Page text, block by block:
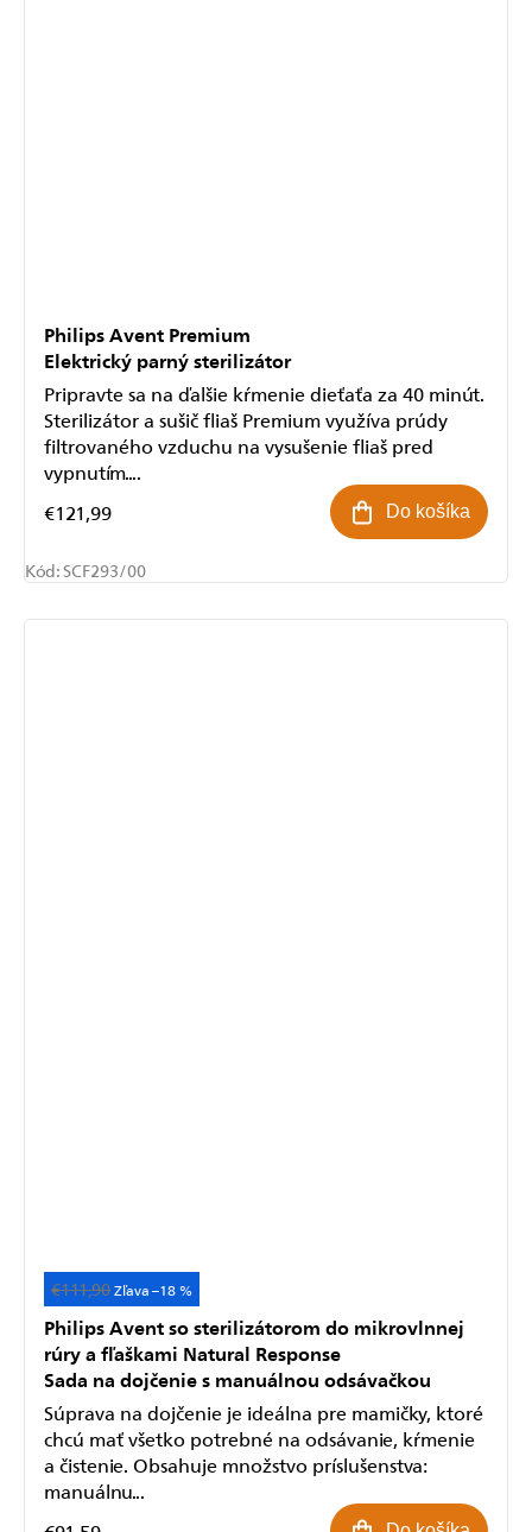
Philips Avent Premium
Elektrický parný sterilizátor
€121,99 Do košíka
Pripravte sa na ďalšie kŕmenie dieťaťa za 40 minút.
Sterilizátor a sušič fliaš Premium využíva prúdy
filtrovaného vzduchu na vysušenie fliaš pred
vypnutím....
Kód:SCF293/00
Akcia
€111,90 –18 %
Philips Avent so sterilizátorom do mikrovlnnej
rúry a fľaškami Natural Response
Sada na dojčenie s manuálnou odsávačkou
Súprava na dojčenie je ideálna pre mamičky, ktoré
chcú mať všetko potrebné na odsávanie, kŕmenie
a čistenie. Obsahuje množstvo príslušenstva:
manuálnu...